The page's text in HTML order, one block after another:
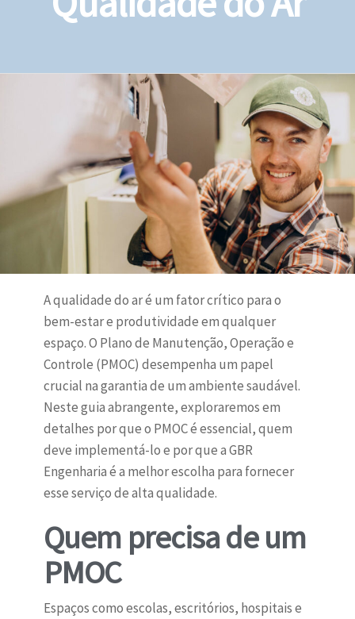
A qualidade do ar é um fator crítico para o
bem-estar e produtividade em qualquer
espaço. O Plano de Manutenção, Operação e
Controle (PMOC) desempenha um papel
crucial na garantia de um ambiente saudável.
Neste guia abrangente, exploraremos em
detalhes por que o PMOC é essencial, quem
deve implementá-lo e por que a GBR
Engenharia é a melhor escolha para fornecer
esse serviço de alta qualidade.
Quem precisa de um
PMOC
Espaços como escolas, escritórios, hospitais e